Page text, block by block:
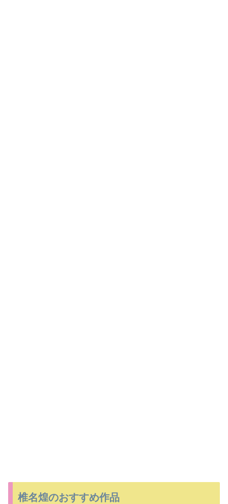
椎名煌のおすすめ作品